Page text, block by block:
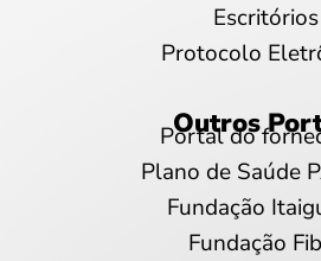
Escritórios
Protocolo
Outros
Portal do
Plano de Saúde
Fundação
Fundação